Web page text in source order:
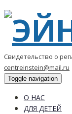
Свидетельство о
centreinstein@mail.ru
Toggle navigation
О НАС
ДЛЯ ДЕТЕЙ